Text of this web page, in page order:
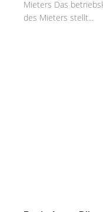
Mieters Das
des Mieters stellt...